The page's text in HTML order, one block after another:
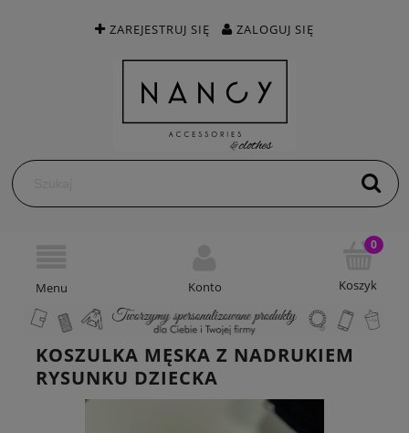
ZAREJESTRUJ SIĘ ZALOGUJ SIĘ
KOSZULKA MĘSKA Z NADRUKIEM
RYSUNKU DZIECKA